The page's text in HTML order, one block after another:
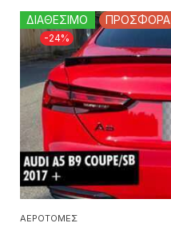
-24%
ΔΙΑΘΕΣΙΜΟ ΠΡΟΣΦΟΡΑ
ΑΕΡΟΤΟΜΈΣ